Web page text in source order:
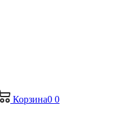
Корзина0 0